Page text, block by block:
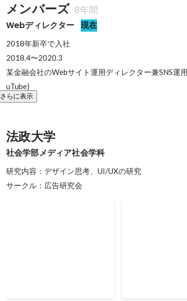
メンバーズ 8年間
Webディレクター 現在
2018年新卒で入社
2018.4〜2020.3
某金融会社のWebサイト運用ディレクター兼SNS運
uTube)
さらに表示
法政大学
社会学部メディア社会学科
研究内容：デザイン思考、UI/UXの研究
サークル：広告研究会